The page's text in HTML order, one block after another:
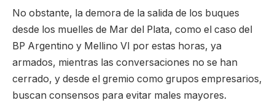
No obstante, la demora de la salida de los buques
desde los muelles de Mar del Plata, como el caso del
BP Argentino y Mellino VI por estas horas, ya
armados, mientras las conversaciones no se han
cerrado, y desde el gremio como grupos empresarios,
buscan consensos para evitar males mayores.